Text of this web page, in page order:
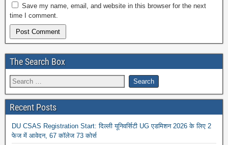
Save my name, email, and website in this browser for the next
time I comment.
The Search Box
Recent Posts
DU CSAS Registration Start: दिल्ली यूनिवर्सिटी UG एडमिशन 2026 के लिए 2
फेज में आवेदन, 67 कॉलेज 73 कोर्स